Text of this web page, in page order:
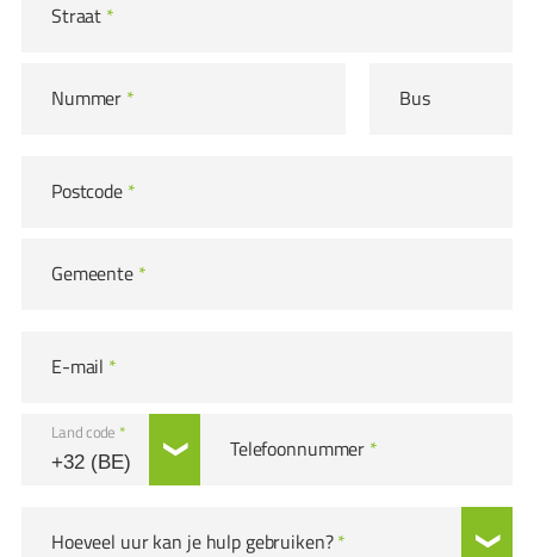
Straat *
Nummer * Bus
Postcode *
Gemeente *
E-mail *
Land code *
Telefoonnummer *
Hoeveel uur kan je hulp gebruiken?*